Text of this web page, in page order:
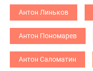
Антон Линьков
Антон Пономарев
Антон Саломатин